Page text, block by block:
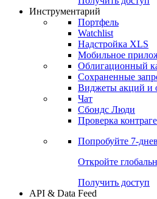
Инструментарий
Портфель
Watchlist
Надстройка XLS
Мобильное
Облигационный
Сохраненные
Виджеты акций и
Чат
Сбондс Люди
Проверка
Попробуйте 7-
Откройте
Получить доступ
API & Data Feed